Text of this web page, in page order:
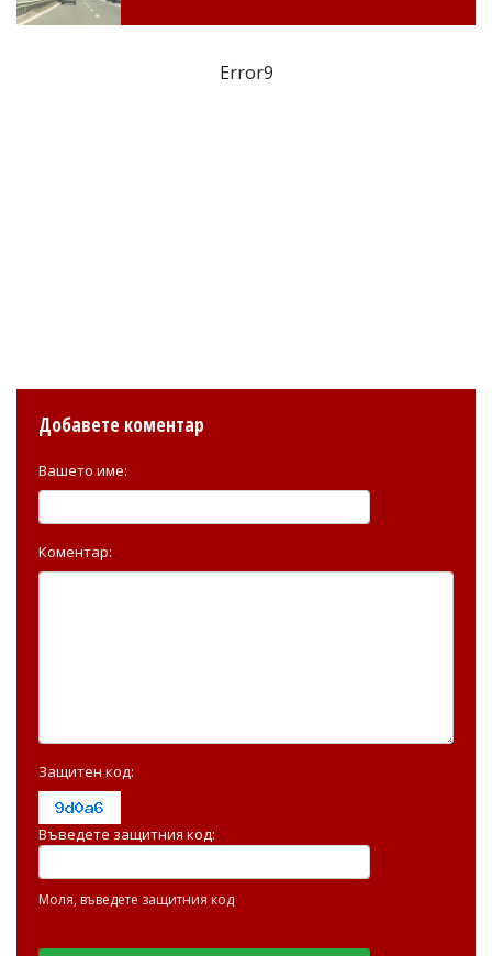
Error9
Добавете коментар
Вашето име:
Коментар:
Защитен код:
Въведете защитния код:
Моля, въведете защитния код